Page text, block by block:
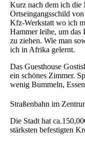
Kurz nach dem ich die
Ortseingangsschild
Kfz-Werkstatt wo ich
Hammer leihe, um das
zu ziehen. Wie man
ich in Afrika gelernt.
Das Guesthouse
ein schönes Zimmer.
wenig Bummeln,
Straßenbahn im
Die Stadt hat
stärksten befestigten